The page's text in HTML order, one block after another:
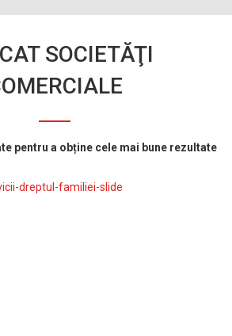
SOCIETĂŢI
pentru a obține cele mai bune rezultate